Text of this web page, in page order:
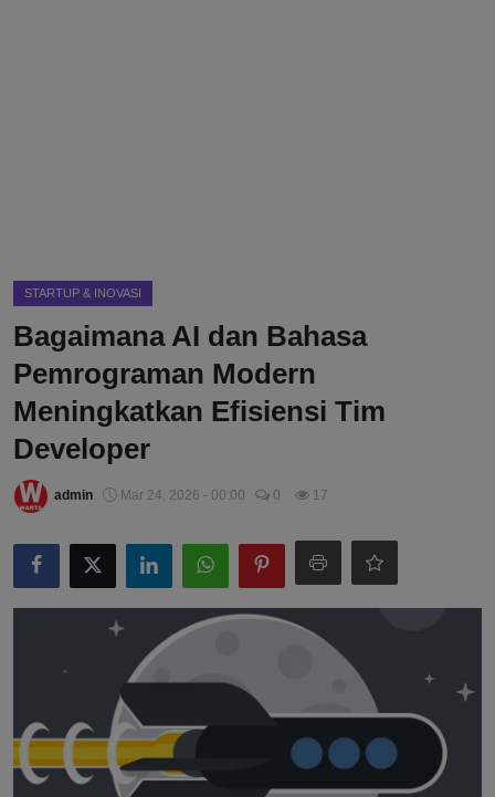
STARTUP & INOVASI
Bagaimana AI dan Bahasa
Pemrograman Modern
Meningkatkan Efisiensi Tim
Developer
admin Mar 24, 2026 - 00:00 0 17